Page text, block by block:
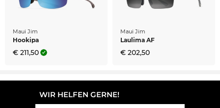
Maui Jim
Hookipa
€ 211,50
Maui Jim
Laulima AF
€ 202,50
WIR HELFEN GERNE!